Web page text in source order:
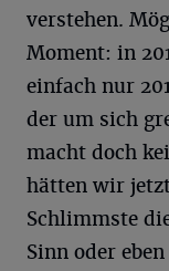
verstehen.
Moment: in
einfach nur
der um sich
macht doch
hätten wir
Schlimmste
Sinn oder